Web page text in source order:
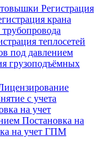
Регистрация
крана
теплосетей
под давлением
грузоподъёмных
с учета
на учет
Постановка на
на учет ГПМ